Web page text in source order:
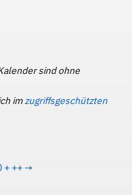
sind ohne
imzugriffsgeschützten
+ ++→